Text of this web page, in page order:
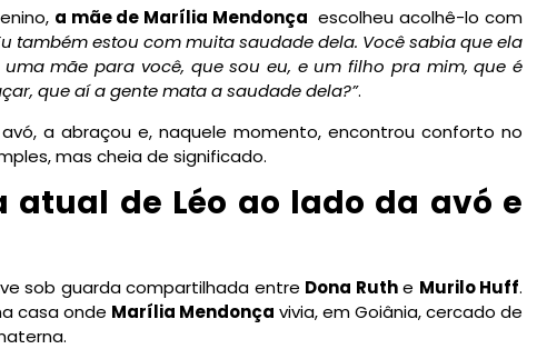
a mãe de Marília Mendonça escolheu acolhê-lo com
também estou com muita saudade dela. Você sabia que ela
mãe para você, que sou eu, e um filho pra mim, que é
que aí a gente mata a saudade dela?”.
a abraçou e, naquele momento, encontrou conforto no
mas cheia de significado.
atual de Léo ao lado da avó e
sob guarda compartilhada entre Dona Ruthe Murilo Huff.
casa onde Marília Mendonça vivia, em Goiânia, cercado de